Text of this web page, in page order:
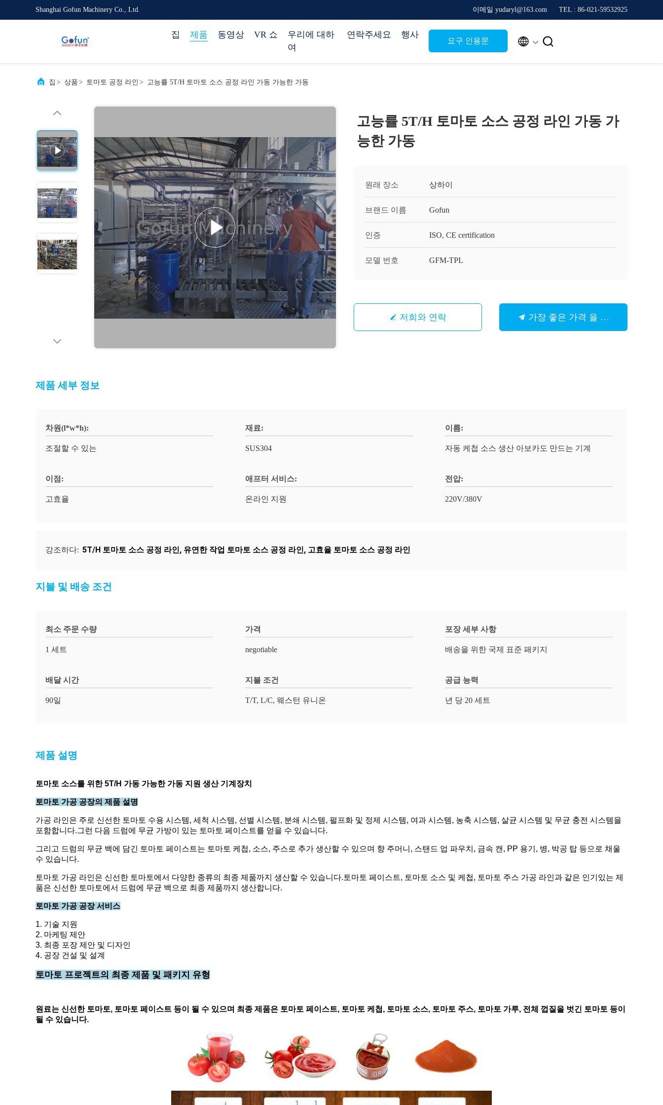
Shanghai Gofun Machinery Co., Ltd. 이메일 yudaryl@163.com TEL : 86-021-59532925
집 제품 동영상 VR 쇼
우리에 대하
여
연락주세요 행사
요구 인용문  
집 > 상품 > 토마토 공정 라인 > 고능률 5T/H 토마토 소스 공정 라인 가동 가능한 가동
고능률 5T/H 토마토 소스 공정 라인 가동 가
능한 가동
원래 장소 상하이
브랜드 이름 Gofun
인증 ISO, CE certification
모델 번호 GFM-TPL
저희와 연락 가장 좋은 가격 을 구하라
제품 세부 정보
차원(l*w*h):
조절할 수 있는
재료:
SUS304
이름:
자동 케첩 소스 생산 아보카도 만드는 기계
이점:
고효율
애프터 서비스:
온라인 지원
전압:
220V/380V
강조하다: 5T/H 토마토 소스 공정 라인, 유연한 작업 토마토 소스 공정 라인, 고효율 토마토 소스 공정 라인
지불 및 배송 조건
최소 주문 수량
1 세트
가격
negotiable
포장 세부 사항
배송을 위한 국제 표준 패키지
배달 시간
90일
지불 조건
T/T, L/C, 웨스턴 유니온
공급 능력
년 당 20 세트
제품 설명
토마토 소스를 위한 5T/H 가동 가능한 가동 지원 생산 기계장치
토마토 가공 공장의 제품 설명
가공 라인은 주로 신선한 토마토 수용 시스템, 세척 시스템, 선별 시스템, 분쇄 시스템, 펄프화 및 정제 시스템, 여과 시스템, 농축 시스템, 살균 시스템 및 무균 충전 시스템을
포함합니다.그런 다음 드럼에 무균 가방이 있는 토마토 페이스트를 얻을 수 있습니다.
그리고 드럼의 무균 백에 담긴 토마토 페이스트는 토마토 케첩, 소스, 주스로 추가 생산할 수 있으며 향 주머니, 스탠드 업 파우치, 금속 캔, PP 용기, 병, 박공 탑 등으로 채울
수 있습니다.
토마토 가공 라인은 신선한 토마토에서 다양한 종류의 최종 제품까지 생산할 수 있습니다.토마토 페이스트, 토마토 소스 및 케첩, 토마토 주스 가공 라인과 같은 인기있는 제
품은 신선한 토마토에서 드럼에 무균 백으로 최종 제품까지 생산합니다.
토마토 가공 공장 서비스
1. 기술 지원
2. 마케팅 제안
3. 최종 포장 제안 및 디자인
4. 공장 건설 및 설계
토마토 프로젝트의 최종 제품 및 패키지 유형
원료는 신선한 토마토, 토마토 페이스트 등이 될 수 있으며 최종 제품은 토마토 페이스트, 토마토 케첩, 토마토 소스, 토마토 주스, 토마토 가루, 전체 껍질을 벗긴 토마토 등이
될 수 있습니다.